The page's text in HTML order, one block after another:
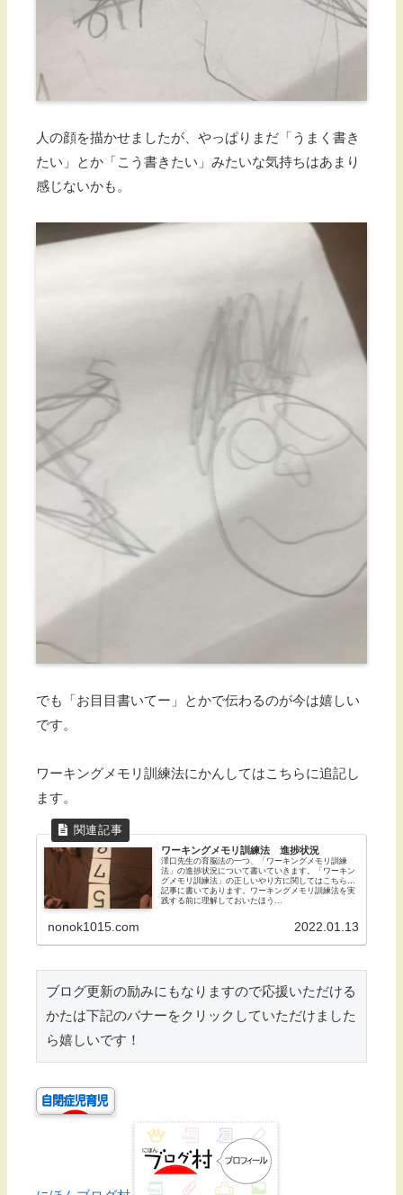
人の顔を描かせましたが、やっぱりまだ「うまく書き
たい」とか「こう書きたい」みたいな気持ちはあまり
感じないかも。
でも「お目目書いてー」とかで伝わるのが今は嬉しい
です。
ワーキングメモリ訓練法にかんしてはこちらに追記し
ます。
ワーキングメモリ訓練法 進捗状況
澤口先生の育脳法の一つ、「ワーキングメモリ訓練
法」の進捗状況について書いていきます。「ワーキン
グメモリ訓練法」の正しいやり方に関してはこちらの
記事に書いてあります。ワーキングメモリ訓練法を実
践する前に理解しておいたほう...
nonok1015.com 2022.01.13
ブログ更新の励みにもなりますので応援いただける
かたは下記のバナーをクリックしていただけました
ら嬉しいです！